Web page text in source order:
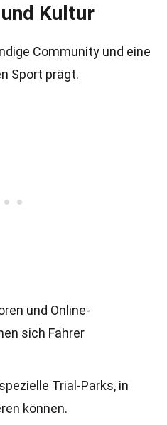
Kultur
Community und eine
Sport prägt.
und Online-
sich Fahrer
Trial-Parks, in
können.